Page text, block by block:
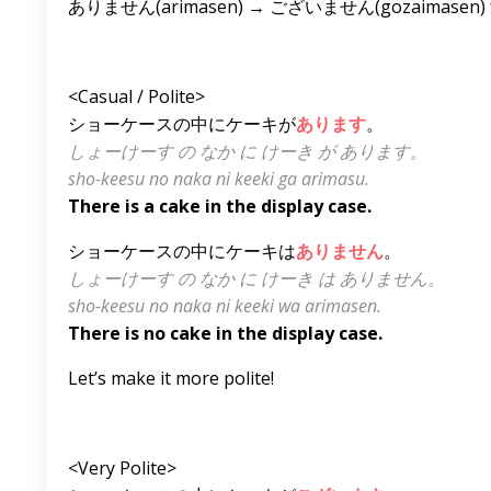
ありません(arimasen) → ございません
<Casual / Polite>
ショーケースの中にケーキがあります。
しょーけーす の なか に けーき が あります。
sho-keesu no naka ni keeki ga arimasu.
There is a cake in the display case.
ショーケースの中にケーキはありません。
しょーけーす の なか に けーき は ありません。
sho-keesu no naka ni keeki wa arimasen.
There is no cake in the display case.
Let’s make it more polite!
<Very Polite>